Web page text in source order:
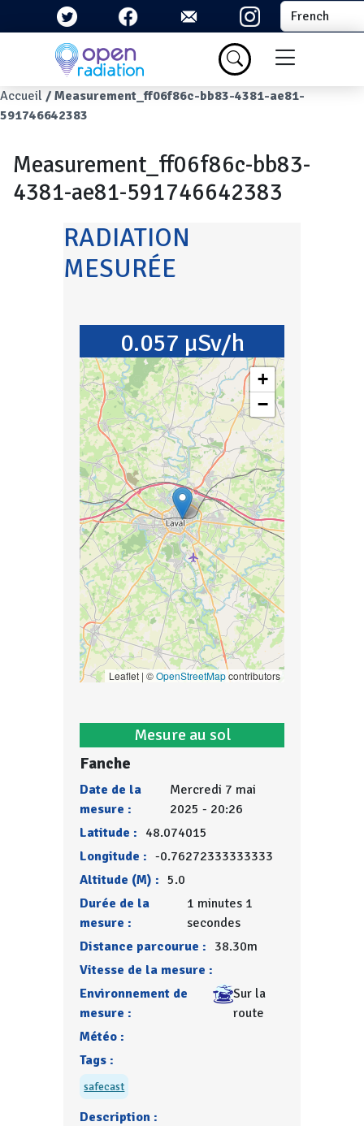
Aller au contenu principal Select your
Menu du
Fil d'Ariane
Accueil
Measurement_ff06f86c-bb83-4381-ae81-
591746642383
Measurement_ff06f86c-bb83-
4381-ae81-591746642383
RADIATION
MESURÉE
0.057 µSv/h
+
−
Leaflet | ©OpenStreetMapcontributors
Mesure au sol
Fanche
Date de la
mesure :
Mercredi 7 mai
2025 - 20:26
Latitude : 48.074015
Longitude : -0.76272333333333
Altitude (M) : 5.0
Durée de la
mesure :
1 minutes 1
secondes
Distance parcourue : 38.30m
Vitesse de la mesure :
Environnement de
mesure :
Sur la
route
Météo :
Tags :
safecast
Description :